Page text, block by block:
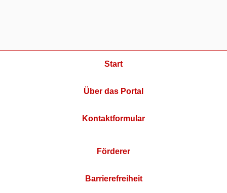
Start
Über das Portal
Kontaktformular
Förderer
Barrierefreiheit